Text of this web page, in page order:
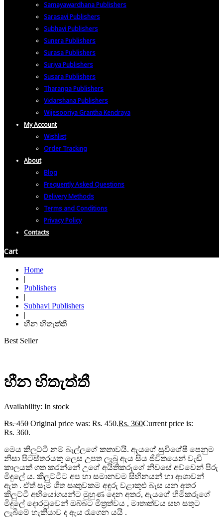
Samayawardhana Publishers
Sarasavi Publishers
Subhavi Publishers
Sunera Publishers
Surasa Publishers
Suriya Publishers
Susara Publishers
Tharanga Publishers
Vidarshana Publishers
Wijesooriya Grantha Kendraya
My Account
Wishlist
Order Tracking
About
Blog
Frequently Asked Questions
Delivery Methods
Terms and Conditions
Privacy Policy
Contacts
Cart
Home
|
Publishers
|
Subhavi Publishers
|
හීන හිතැත්තී
Best Seller
හීන හිතැත්තී
Availability: In stock
Rs.450 Original price was: Rs. 450.Rs. 360Current price is:
Rs. 360.
මෙය කිලුට්ටී නම් බැල්ලගේ කතාවයි. ඇයගේ සුවිශේෂී පෙනුම
නිසා පිටස්තරයකු ලෙස උපත ලැබූ ඇය සිය ජීවිතයෙන් වැඩි
කාලයක් ගත කරන්නේ උගේ අයිතිකරුගේ නිවසේ අව්වෙන් පිරු
මිදුලේ ය. කිලුට්ටීට අප හා සමානවම සිහිනයන් හා ආශාවන්
ඇත . ඒත් සෑම ශීත සෘතුවකම අඳුරු වළාකුළු බැස යන අතර
කිලුට්ටී අභියෝගයන්ට මුහුණ දෙන අතර, ඇයගේ හිමිකරුගේ
මිදුලේ දොරටුවෙන් ඔබ්බට මිත්‍රත්වය , මාතෘත්වය සහ සතුට
ලැබීමේ හැකියාව ද ඇය රැගෙන යයි .